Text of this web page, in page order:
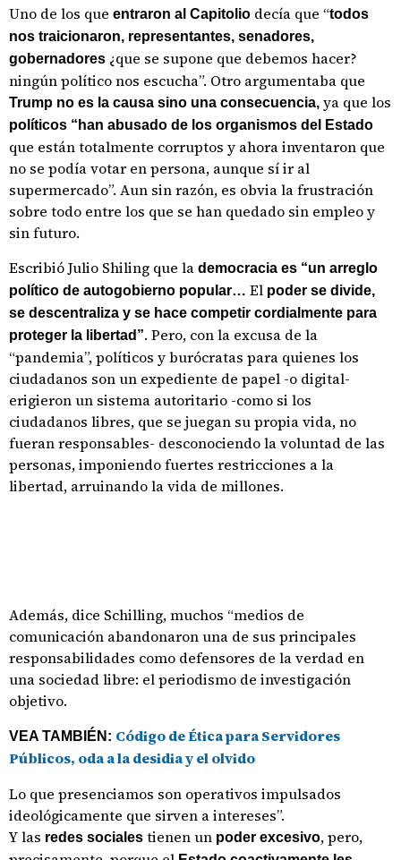
Uno de los que entraron al Capitolio decía que “todos
nos traicionaron, representantes, senadores,
gobernadores ¿que se supone que debemos hacer?
ningún político nos escucha”. Otro argumentaba que
Trump no es la causa sino una consecuencia, ya que los
políticos “han abusado de los organismos del Estado
que están totalmente corruptos y ahora inventaron que
no se podía votar en persona, aunque sí ir al
supermercado”. Aun sin razón, es obvia la frustración
sobre todo entre los que se han quedado sin empleo y
sin futuro.
Escribió Julio Shiling que la democracia es “un arreglo
político de autogobierno popular… El poder se divide,
se descentraliza y se hace competir cordialmente para
proteger la libertad”. Pero, con la excusa de la
“pandemia”, políticos y burócratas para quienes los
ciudadanos son un expediente de papel -o digital-
erigieron un sistema autoritario -como si los
ciudadanos libres, que se juegan su propia vida, no
fueran responsables- desconociendo la voluntad de las
personas, imponiendo fuertes restricciones a la
libertad, arruinando la vida de millones.
Además, dice Schilling, muchos “medios de
comunicación abandonaron una de sus principales
responsabilidades como defensores de la verdad en
una sociedad libre: el periodismo de investigación
objetivo.
VEA TAMBIÉN: Código de Ética para Servidores
Públicos, oda a la desidia y el olvido
Lo que presenciamos son operativos impulsados ​​
ideológicamente que sirven a intereses”.
Y las redes sociales tienen un poder excesivo, pero,